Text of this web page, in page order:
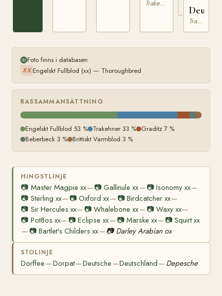
Trakehner
Trakehner
Foto finns i databasen
XX Engelskt Fullblod (xx) — Thoroughbred
RASSAMMANSÄTTNING
Engelskt Fullblod 53 % Trakehner 33 % Graditz 7 %
Beberbeck 3 % Brittiskt Varmblod 3 %
HINGSTLINJE
📷 Master Magpie xx— 📷Gallinule xx— 📷 Isonomy xx—
📷 Sterling xx— 📷Oxford xx— 📷 Birdcatcher xx—
📷 Sir Hercules xx— 📷Whalebone xx— 📷 Waxy xx—
📷 Pot8os xx— 📷Eclipse xx— 📷 Marske xx— 📷 Squirt xx
— 📷Bartlet's Childers xx—📷 Darley Arabian ox
STOLINJE
Dorffee —Dorpat—Deutsche —Deutschland — Depesche